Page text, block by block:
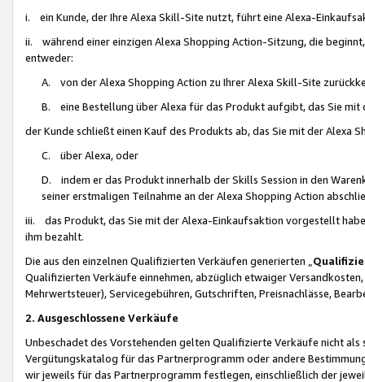
i. ein Kunde, der Ihre Alexa Skill-Site nutzt, führt eine Alexa-
ii. während einer einzigen Alexa Shopping Action-Sitzung, die
entweder:
A. von der Alexa Shopping Action zu Ihrer Alexa Skill-Site
B. eine Bestellung über Alexa für das Produkt aufgibt, das Sie mit
der Kunde schließt einen Kauf des Produkts ab, das Sie mit der Alexa
C. über Alexa, oder
D. indem er das Produkt innerhalb der Skills Session in den
seiner erstmaligen Teilnahme an der Alexa Shopping Action
iii. das Produkt, das Sie mit der Alexa-Einkaufsaktion vorgestellt
ihm bezahlt.
Die aus den einzelnen Qualifizierten Verkäufen generierten „
Qualifizierten Verkäufe einnehmen, abzüglich etwaiger
Mehrwertsteuer), Servicegebühren, Gutschriften, Preisnachlässe,
2. Ausgeschlossene Verkäufe
Unbeschadet des Vorstehenden gelten Qualifizierte Verkäufe nicht
Vergütungskatalog für das Partnerprogramm oder andere
wir jeweils für das Partnerprogramm festlegen, einschließlich der